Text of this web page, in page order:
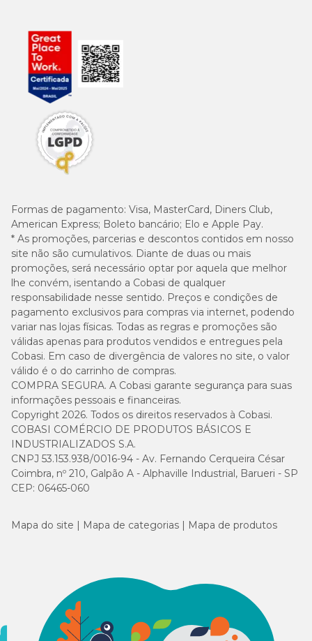
Formas de pagamento: Visa, MasterCard, Diners Club,
American Express; Boleto bancário; Elo e Apple Pay.
* As promoções, parcerias e descontos contidos em nosso
site não são cumulativos. Diante de duas ou mais
promoções, será necessário optar por aquela que melhor
lhe convém, isentando a Cobasi de qualquer
responsabilidade nesse sentido. Preços e condições de
pagamento exclusivos para compras via internet, podendo
variar nas lojas físicas. Todas as regras e promoções são
válidas apenas para produtos vendidos e entregues pela
Cobasi. Em caso de divergência de valores no site, o valor
válido é o do carrinho de compras.
COMPRA SEGURA. A Cobasi garante segurança para suas
informações pessoais e financeiras.
Copyright 2026. Todos os direitos reservados à Cobasi.
COBASI COMÉRCIO DE PRODUTOS BÁSICOS E
INDUSTRIALIZADOS S.A.
CNPJ 53.153.938/0016-94 - Av. Fernando Cerqueira César
Coimbra, nº 210, Galpão A - Alphaville Industrial, Barueri - SP
CEP: 06465-060
Mapa do site Mapa de categorias Mapa de produtos